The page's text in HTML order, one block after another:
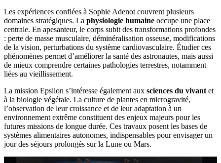
Les expériences confiées à Sophie Adenot couvrent plusieurs
domaines stratégiques. La physiologie humaine occupe une place
centrale. En apesanteur, le corps subit des transformations profondes
: perte de masse musculaire, déminéralisation osseuse, modifications
de la vision, perturbations du système cardiovasculaire. Étudier ces
phénomènes permet d’améliorer la santé des astronautes, mais aussi
de mieux comprendre certaines pathologies terrestres, notamment
liées au vieillissement.
La mission Epsilon s’intéresse également aux sciences du vivant et
à la biologie végétale. La culture de plantes en microgravité,
l’observation de leur croissance et de leur adaptation à un
environnement extrême constituent des enjeux majeurs pour les
futures missions de longue durée. Ces travaux posent les bases de
systèmes alimentaires autonomes, indispensables pour envisager un
jour des séjours prolongés sur la Lune ou Mars.